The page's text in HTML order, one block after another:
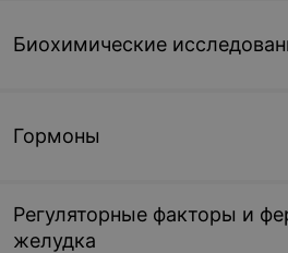
Биохимические
Гормоны
Регуляторные факторы и
желудка